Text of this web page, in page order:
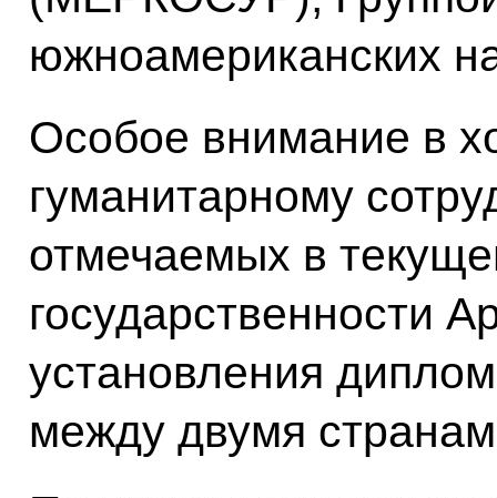
южноамериканских
Особое внимание в
гуманитарному
отмечаемых в
государственности
установления
между двумя